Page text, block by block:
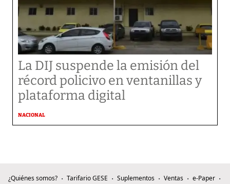
La DIJ suspende la emisión del
récord policivo en ventanillas y
plataforma digital
NACIONAL
¿Quiénes somos? Tarifario GESE Suplementos Ventas
e-Paper